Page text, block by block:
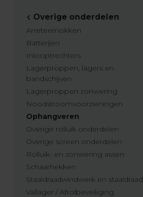
Overige onderdelen
Arreteernokken
Batterijen
Inlooptrechters
Lagerproppen, lagers en
bandschijven
Lagerproppen zonwering
Noodstroomvoorzieningen
Ophangveren
Overige rolluik onderdelen
Overige screen onderdelen
Rolluik- en zonwering assen
Schaarhekken
Staaldraadwindwerk en staaldraad
Vallager / Afrolbeveiliging